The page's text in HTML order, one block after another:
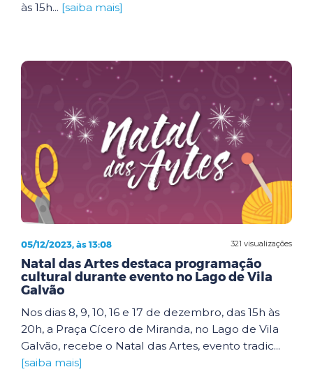
às 15h... [saiba mais]
321 visualizações
05/12/2023, às 13:08
Natal das Artes destaca programação
cultural durante evento no Lago de Vila
Galvão
Nos dias 8, 9, 10, 16 e 17 de dezembro, das 15h às
20h, a Praça Cícero de Miranda, no Lago de Vila
Galvão, recebe o Natal das Artes, evento tradic...
[saiba mais]